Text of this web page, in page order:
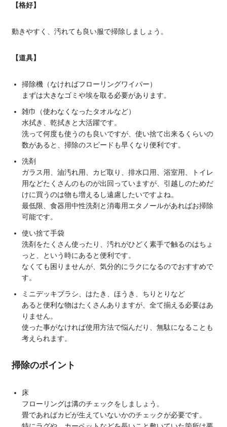
【格好】
動きやすく、汚れても良い服で掃除しましょう。
【道具】
掃除機（なければフローリングワイパー）
まずは大きなゴミや埃を取る必要があります。
雑巾（使わなくなったタオルなど）
水拭き、乾拭きと大活躍です。
洗って何度も使うのも良いですが、使い捨て出来るくらいの
数があると、掃除のスピードも早くなり便利です。
洗剤
ガラス用、油汚れ用、カビ取り、排水口用、浴室用、トイレ
用などたくさんのものが出回っていますが、引越しのためだ
けに買うのは物も増えるし遠慮したいですよね。
最低限、食器用中性洗剤と消毒用エタノールがあればお掃除
可能です。
使い捨て手袋
洗剤をたくさん使ったり、汚れがひどく素手で触るのはちょ
っと、という時にあると便利です。
なくても困りませんが、気分的にラクになるのでおすすめで
す。
ミニデッキブラシ、はたき、ほうき、ちりとりなど
あると便利な物はたくさんありますが、全て揃える必要はあ
りません。
使った事がなければ使用方法で悩んだり、無駄になることも
考えられます。
掃除のポイント
床
フローリングは溝のチェックをしましょう。
畳であればカビが生えていないかのチェックが必要です。